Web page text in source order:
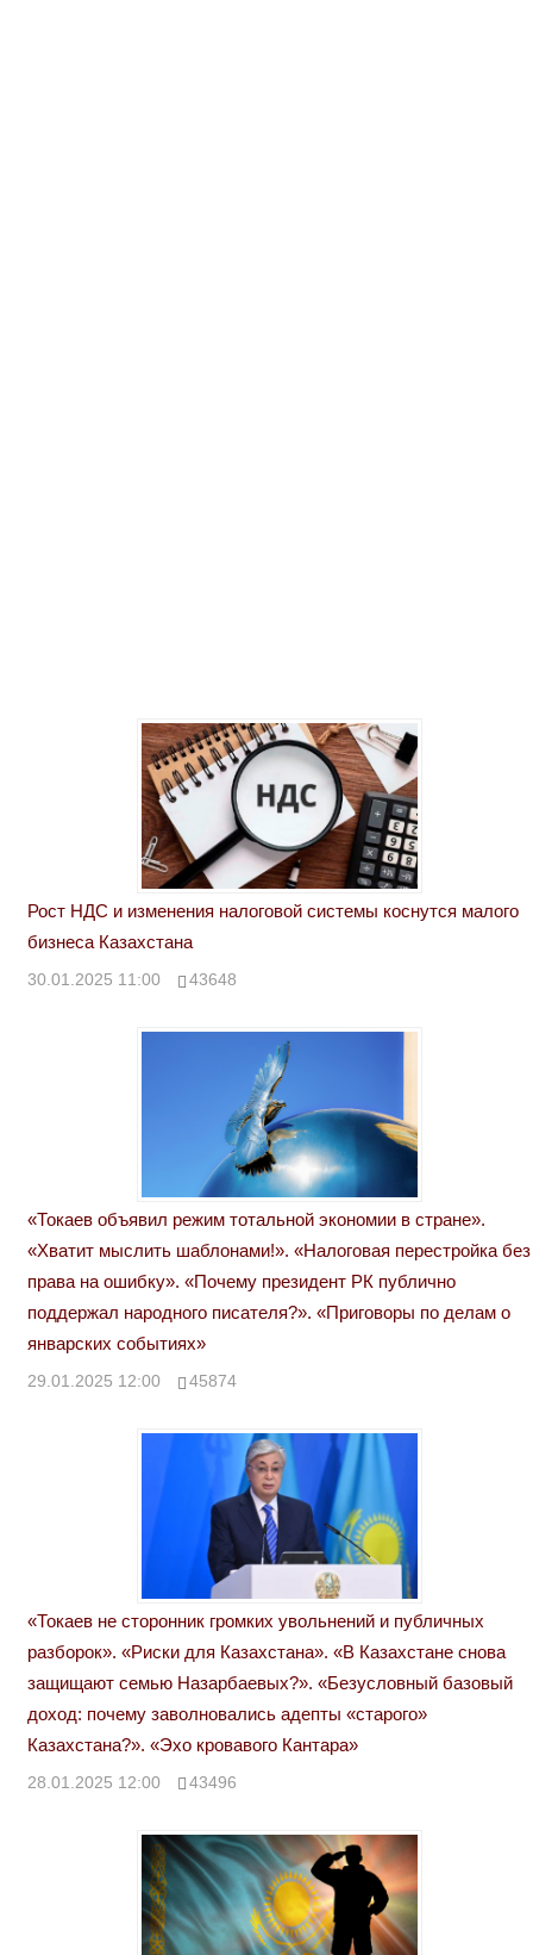
Рост НДС и изменения налоговой системы коснутся малого
бизнеса Казахстана
30.01.2025 11:00 43648
«Токаев объявил режим тотальной экономии в стране».
«Хватит мыслить шаблонами!». «Налоговая перестройка без
права на ошибку». «Почему президент РК публично
поддержал народного писателя?». «Приговоры по делам о
январских событиях»
29.01.2025 12:00 45874
«Токаев не сторонник громких увольнений и публичных
разборок». «Риски для Казахстана». «В Казахстане снова
защищают семью Назарбаевых?». «Безусловный базовый
доход: почему заволновались адепты «старого»
Казахстана?». «Эхо кровавого Кантара»
28.01.2025 12:00 43496